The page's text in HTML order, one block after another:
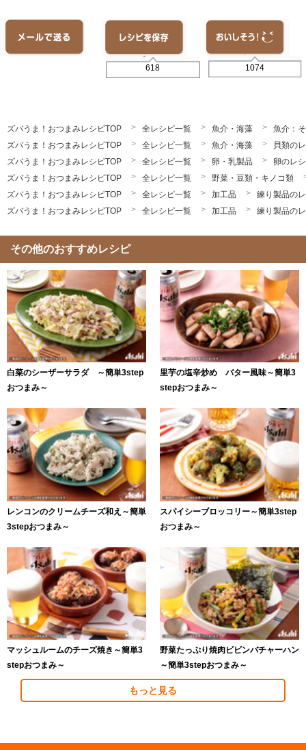
618 1074
ズバうま！おつまみレシピTOP 全レシピ一覧 魚介・海藻
魚介：
ズバうま！おつまみレシピTOP
全レシピ一覧 魚介・海藻
貝類の
ズバうま！おつまみレシピTOP
全レシピ一覧 卵・乳製品
卵のレ
ズバうま！おつまみレシピTOP
全レシピ一覧
野菜・豆類・キノコ類
ズバうま！おつまみレシピTOP
全レシピ一覧 加工品
練り製品の
ズバうま！おつまみレシピTOP
全レシピ一覧 加工品 練り製品の
その他のおすすめレシピ
白菜のシーザーサラダ ～簡単3step
おつまみ～
里芋の塩辛炒め バター風味～簡単3
stepおつまみ～
レンコンのクリームチーズ和え～簡単
3stepおつまみ～
スパイシーブロッコリー～簡単3step
おつまみ～
マッシュルームのチーズ焼き～簡単3
stepおつまみ～
野菜たっぷり焼肉ビビンバチャーハン
～簡単3stepおつまみ～
もっと見る